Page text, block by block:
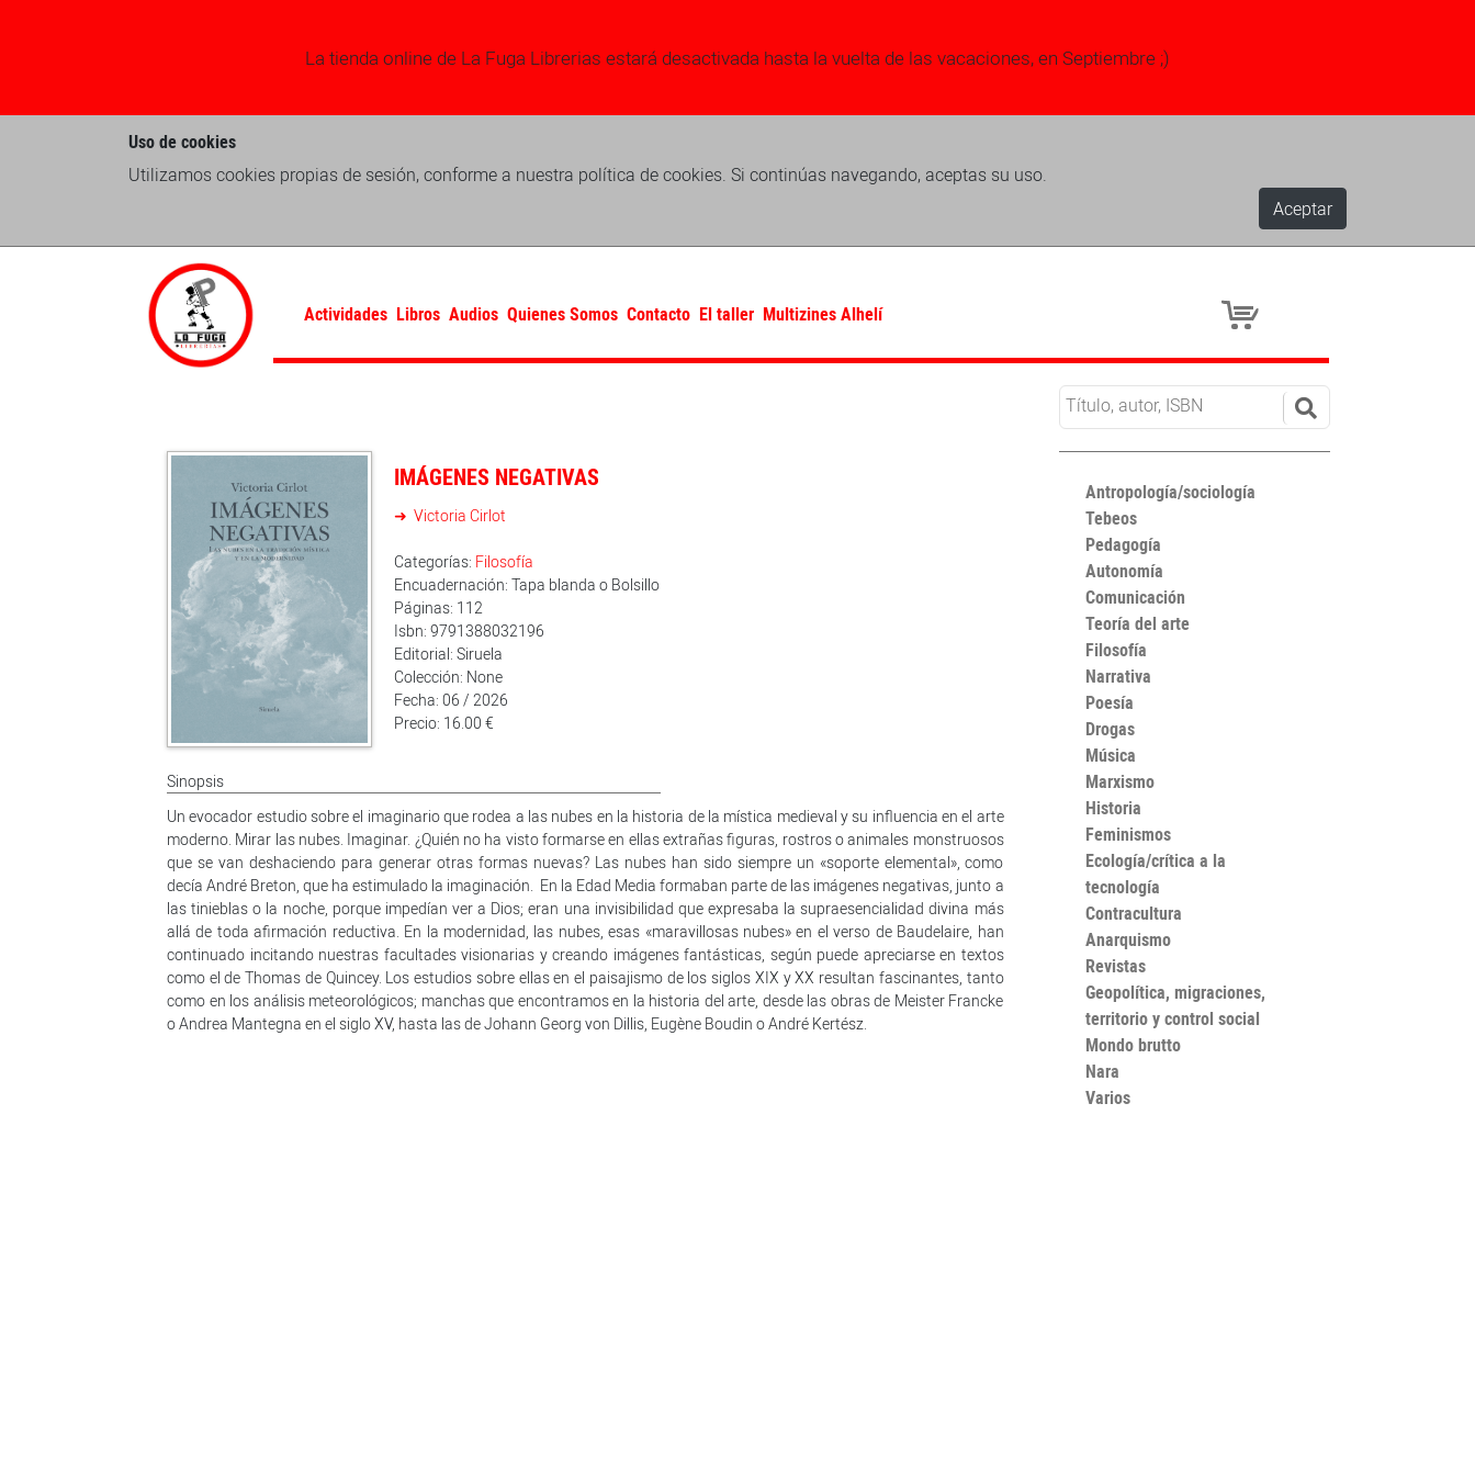
La tienda online de La Fuga Librerias estará desactivada hasta la vuelta de las vacaciones, en Septiembre ;)
Uso de cookies
Utilizamos cookies propias de sesión, conforme a nuestra política de cookies. Si continúas navegando, aceptas su uso.
Aceptar
Actividades Libros Audios Quienes Somos Contacto El taller Multizines Alhelí
IMÁGENES NEGATIVAS
Victoria Cirlot
Categorías: Filosofía
Encuadernación: Tapa blanda o Bolsillo
Páginas: 112
Isbn: 9791388032196
Editorial: Siruela
Colección: None
Fecha: 06 / 2026
Precio: 16.00 €
Sinopsis
Un evocador estudio sobre el imaginario que rodea a las nubes en la historia de la mística medieval y su influencia en el arte
moderno. Mirar las nubes. Imaginar. ¿Quién no ha visto formarse en ellas extrañas figuras, rostros o animales monstruosos
que se van deshaciendo para generar otras formas nuevas? Las nubes han sido siempre un «soporte elemental», como
decía André Breton, que ha estimulado la imaginación. En la Edad Media formaban parte de las imágenes negativas, junto a
las tinieblas o la noche, porque impedían ver a Dios; eran una invisibilidad que expresaba la supraesencialidad divina más
allá de toda afirmación reductiva. En la modernidad, las nubes, esas «maravillosas nubes» en el verso de Baudelaire, han
continuado incitando nuestras facultades visionarias y creando imágenes fantásticas, según puede apreciarse en textos
como el de Thomas de Quincey. Los estudios sobre ellas en el paisajismo de los siglos XIX y XX resultan fascinantes, tanto
como en los análisis meteorológicos; manchas que encontramos en la historia del arte, desde las obras de Meister Francke
o Andrea Mantegna en el siglo XV, hasta las de Johann Georg von Dillis, Eugène Boudin o André Kertész.
Antropología/sociología
Tebeos
Pedagogía
Autonomía
Comunicación
Teoría del arte
Filosofía
Narrativa
Poesía
Drogas
Música
Marxismo
Historia
Feminismos
Ecología/crítica a la
tecnología
Contracultura
Anarquismo
Revistas
Geopolítica, migraciones,
territorio y control social
Mondo brutto
Nara
Varios